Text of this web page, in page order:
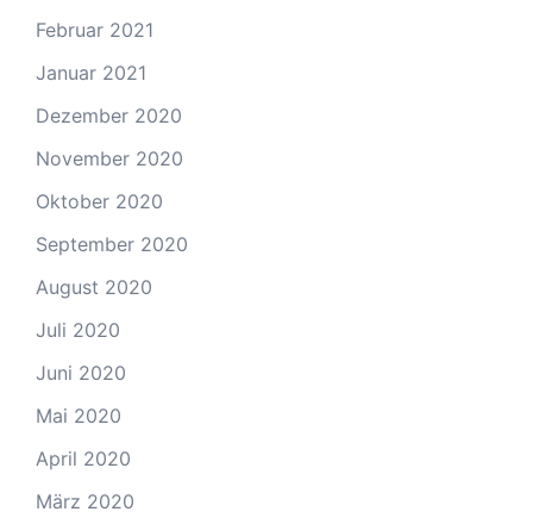
Februar 2021
Januar 2021
Dezember 2020
November 2020
Oktober 2020
September 2020
August 2020
Juli 2020
Juni 2020
Mai 2020
April 2020
März 2020